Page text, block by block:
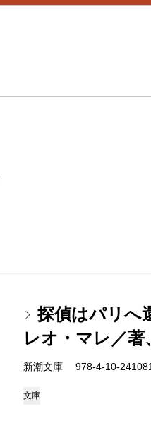
探偵はパリへ
レオ・マレ／著
新潮文庫 978-4-10-
文庫